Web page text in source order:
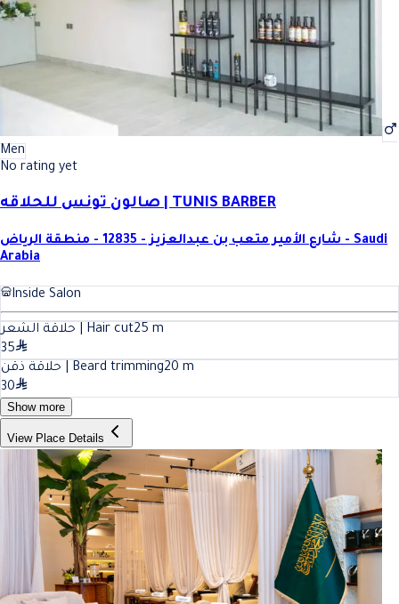
Men
No rating yet
صالون تونس للحلاقه | TUNIS BARBER
شارع الأمير متعب بن عبدالعزيز - 12835 - منطقة الرياض - Saudi
Arabia
Inside Salon
حلاقة الشعر | Hair cut25 m
35
حلاقة ذقن | Beard trimming20 m
30
Show more
View Place Details